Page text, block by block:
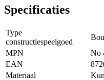
Specificaties
Type
constructiespeelgoed
MPN
No
EAN
Materiaal